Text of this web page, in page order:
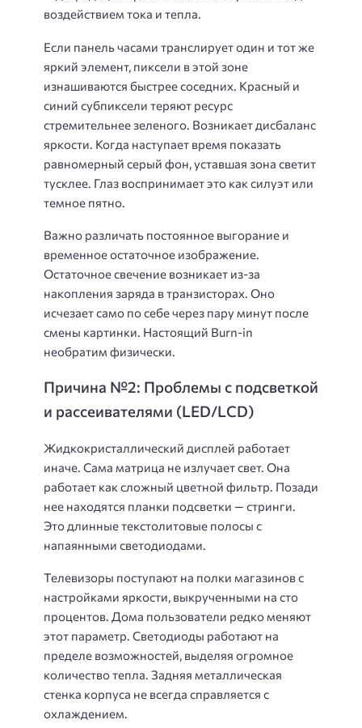
воздействием тока и тепла.
Если панель часами транслирует один и тот же
яркий элемент, пиксели в этой зоне
изнашиваются быстрее соседних. Красный и
синий субпиксели теряют ресурс
стремительнее зеленого. Возникает дисбаланс
яркости. Когда наступает время показать
равномерный серый фон, уставшая зона светит
тусклее. Глаз воспринимает это как силуэт или
темное пятно.
Важно различать постоянное выгорание и
временное остаточное изображение.
Остаточное свечение возникает из-за
накопления заряда в транзисторах. Оно
исчезает само по себе через пару минут после
смены картинки. Настоящий Burn-in
необратим физически.
Причина №2: Проблемы с подсветкой
и рассеивателями (LED/LCD)
Жидкокристаллический дисплей работает
иначе. Сама матрица не излучает свет. Она
работает как сложный цветной фильтр. Позади
нее находятся планки подсветки — стринги.
Это длинные текстолитовые полосы с
напаянными светодиодами.
Телевизоры поступают на полки магазинов с
настройками яркости, выкрученными на сто
процентов. Дома пользователи редко меняют
этот параметр. Светодиоды работают на
пределе возможностей, выделяя огромное
количество тепла. Задняя металлическая
стенка корпуса не всегда справляется с
охлаждением.